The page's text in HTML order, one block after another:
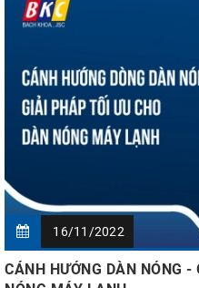
16/11/2022
CÁNH HƯỚNG DÀN NÓNG